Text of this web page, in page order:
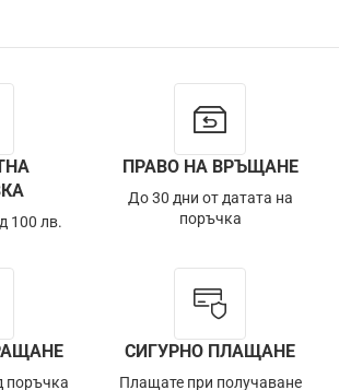
100 лв.
ПРАВО НА ВРЪЩАНЕ
До 30 дни от датата на
поръчка
поръчка
СИГУРНО ПЛАЩАНЕ
Плащате при получаване